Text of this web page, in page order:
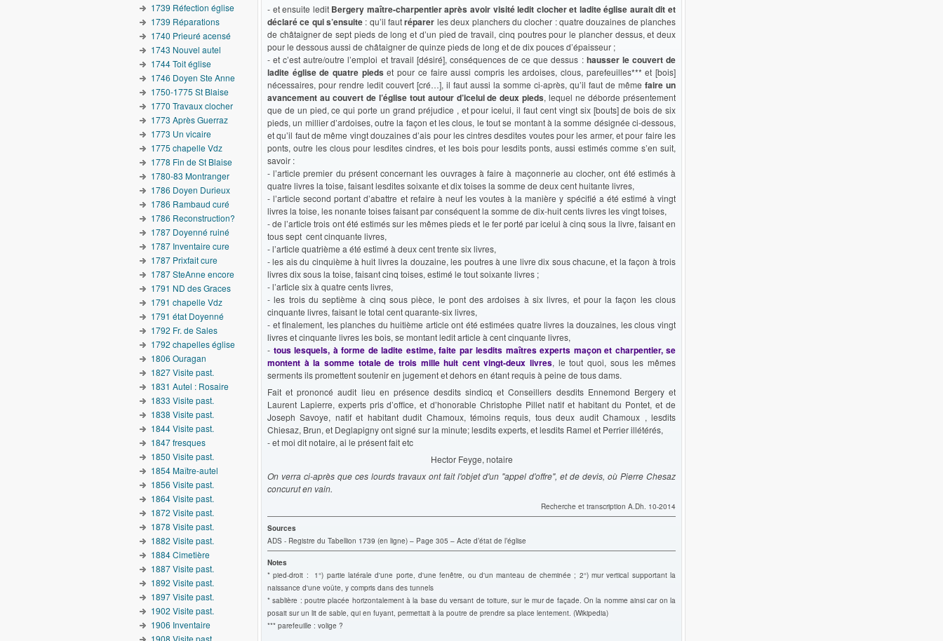
- et ensuite ledit Bergery maître-charpentier après avoir visité ledit clocher et ladite église aurait dit et
déclaré ce qui s’ensuite : qu’il fautréparer les deux planchers du clocher : quatre douzaines de planches
de châtaigner de sept pieds de long et d’un pied de travail, cinq poutres pour le plancher dessus, et deux
pour le dessous aussi de châtaigner de quinze pieds de long et de dix pouces d’épaisseur ;
- et c’est autre/outre l’emploi et travail [désiré], conséquences de ce que dessus : hausser le couvert de
ladite église de quatre pieds et pour ce faire aussi compris les ardoises, clous, parefeuilles*** et [bois]
nécessaires, pour rendre ledit couvert [cré…], il faut aussi la somme ci-après, qu’il faut de même faire un
avancement au couvert de l’église tout autour d’icelui de deux pieds, lequel ne déborde présentement
que de un pied, ce qui porte un grand préjudice , et pour icelui, il faut cent vingt six [bouts] de bois de six
pieds, un millier d’ardoises, outre la façon et les clous, le tout se montant à la somme désignée ci-dessous,
et qu’il faut de même vingt douzaines d’ais pour les cintres desdites voutes pour les armer, et pour faire les
ponts, outre les clous pour lesdites cindres, et les bois pour lesdits ponts, aussi estimés comme s’en suit,
savoir :
- l’article premier du présent concernant les ouvrages à faire à maçonnerie au clocher, ont été estimés à
quatre livres la toise, faisant lesdites soixante et dix toises la somme de deux cent huitante livres,
- l’article second portant d’abattre et refaire à neuf les voutes à la manière y spécifié a été estimé à vingt
livres la toise, les nonante toises faisant par conséquent la somme de dix-huit cents livres les vingt toises,
- de l’article trois ont été estimés sur les mêmes pieds et le fer porté par icelui à cinq sous la livre, faisant en
tous sept cent cinquante livres,
- l’article quatrième a été estimé à deux cent trente six livres,
- les ais du cinquième à huit livres la douzaine, les poutres à une livre dix sous chacune, et la façon à trois
livres dix sous la toise, faisant cinq toises, estimé le tout soixante livres ;
- l’article six à quatre cents livres,
- les trois du septième à cinq sous pièce, le pont des ardoises à six livres, et pour la façon les clous
cinquante livres, faisant le total cent quarante-six livres,
- et finalement, les planches du huitième article ont été estimées quatre livres la douzaines, les clous vingt
livres et cinquante livres les bois, se montant ledit article à cent cinquante livres,
- tous lesquels, à forme de ladite estime, faite par lesdits maîtres experts maçon et charpentier, se
montent à la somme totale de trois mille huit cent vingt-deux livres, le tout quoi, sous les mêmes
serments ils promettent soutenir en jugement et dehors en étant requis à peine de tous dams.
Fait et prononcé audit lieu en présence desdits sindicq et Conseillers desdits Ennemond Bergery et
Laurent Lapierre, experts pris d’office, et d’honorable Christophe Pillet natif et habitant du Pontet, et de
Joseph Savoye, natif et habitant dudit Chamoux, témoins requis, tous deux audit Chamoux , lesdits
Chiesaz, Brun, et Deglapigny ont signé sur la minute; lesdits experts, et lesdits Ramel et Perrier illétérés,
- et moi dit notaire, ai le présent fait etc
Hector Feyge, notaire
On verra ci-après que ces lourds travaux ont fait l'objet d'un "appel d'offre", et de devis, où Pierre Chesaz
concurut en vain.
Recherche et transcription A.Dh. 10-2014
Sources
ADS - Registre du Tabellion 1739 (en ligne) – Page 305 – Acte d’état de l’église
Notes
* pied-droit : 1°) partie latérale d'une porte, d'une fenêtre, ou d'un manteau de cheminée ; 2°) mur vertical supportant la
naissance d'une voûte, y compris dans des tunnels
* sablière : poutre placée horizontalement à la base du versant de toiture, sur le mur de façade. On la nomme ainsi car on la
posait sur un lit de sable, qui en fuyant, permettait à la poutre de prendre sa place lentement. (Wikipedia)
*** parefeuille : volige ?
1739 Réfection église
1739 Réparations
1740 Prieuré acensé
1743 Nouvel autel
1744 Toit église
1746 Doyen Ste Anne
1750-1775 St Blaise
1770 Travaux clocher
1773 Après Guerraz
1773 Un vicaire
1775 chapelle Vdz
1778 Fin de St Blaise
1780-83 Montranger
1786 Doyen Durieux
1786 Rambaud curé
1786 Reconstruction?
1787 Doyenné ruiné
1787 Inventaire cure
1787 Prixfait cure
1787 SteAnne encore
1791 ND des Graces
1791 chapelle Vdz
1791 état Doyenné
1792 Fr. de Sales
1792 chapelles église
1806 Ouragan
1827 Visite past.
1831 Autel : Rosaire
1833 Visite past.
1838 Visite past.
1844 Visite past.
1847 fresques
1850 Visite past.
1854 Maître-autel
1856 Visite past.
1864 Visite past.
1872 Visite past.
1878 Visite past.
1882 Visite past.
1884 Cimetière
1887 Visite past.
1892 Visite past.
1897 Visite past.
1902 Visite past.
1906 Inventaire
1908 Visite past.